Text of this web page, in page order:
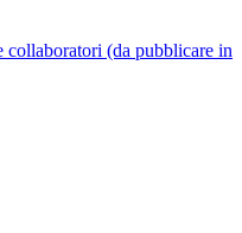
collaboratori (da pubblicare in